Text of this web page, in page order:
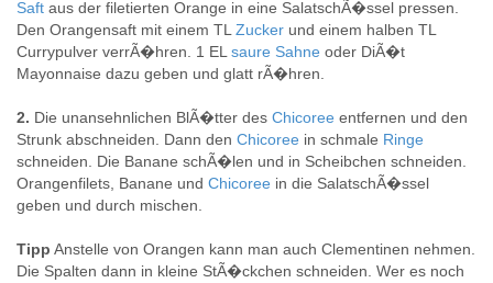
Saft aus der filetierten Orange in eine SalatschÃ�ssel pressen.
Den Orangensaft mit einem TL Zucker und einem halben TL
Currypulver verrÃ�hren. 1 EL saure Sahne oder DiÃ�t
Mayonnaise dazu geben und glatt rÃ�hren.
2. Die unansehnlichen BlÃ�tter des Chicoree entfernen und den
Strunk abschneiden. Dann den Chicoree in schmale Ringe
schneiden. Die Banane schÃ�len und in Scheibchen schneiden.
Orangenfilets, Banane und Chicoree in die SalatschÃ�ssel
geben und durch mischen.
Tipp Anstelle von Orangen kann man auch Clementinen nehmen.
Die Spalten dann in kleine StÃ�ckchen schneiden. Wer es noch